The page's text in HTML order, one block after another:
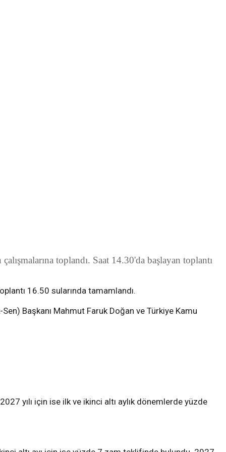
toplandı. Saat 14.30'da başlayan toplantı
16.50 sularında tamamlandı.
Başkanı Mahmut Faruk Doğan ve Türkiye Kamu
yılı için ise ilk ve ikinci altı aylık dönemlerde yüzde